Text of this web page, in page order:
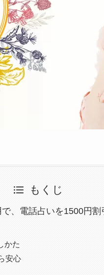
もくじ
、電話占いを1500円割
かた
安心